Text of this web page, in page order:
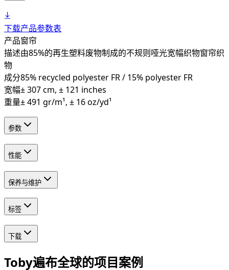
下载产品参数表
产品窗帘
描述由85%的再生塑料废物制成的不规则哑光宽幅织物窗帘织
物
成分85% recycled polyester FR / 15% polyester FR
宽幅± 307 cm, ± 121 inches
重量± 491 gr/m¹, ± 16 oz/yd¹
参数
性能
保养与维护
标签
下载
Toby遍布全球的项目案例